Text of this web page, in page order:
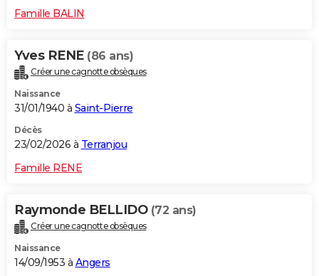
Famille BALIN
Yves RENE (86 ans)
Créer une cagnotte obsèques
Naissance
31/01/1940 à Saint-Pierre
Décès
23/02/2026 à Terranjou
Famille RENE
Raymonde BELLIDO (72 ans)
Créer une cagnotte obsèques
Naissance
14/09/1953 à Angers